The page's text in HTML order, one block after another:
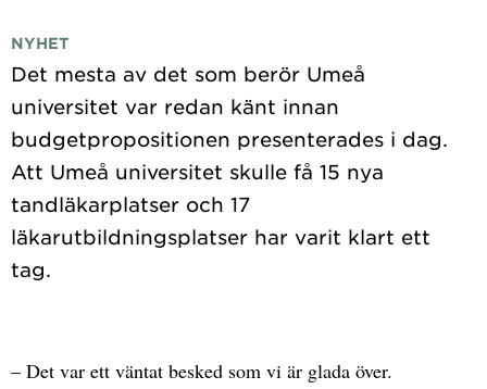
NYHET
Det mesta av det som berör Umeå
universitet var redan känt innan
budgetpropositionen presenterades i dag.
Att Umeå universitet skulle få 15 nya
tandläkarplatser och 17
läkarutbildningsplatser har varit klart ett
– Det var ett väntat besked som vi är glada över.